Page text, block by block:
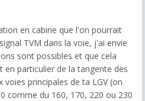
en cabine que l'on pourrait
TVM dans la voie, j'ai envie
sont possibles et que cela
en particulier de la tangente des
voies principales de ta LGV (on
comme du 160, 170, 220 ou 230